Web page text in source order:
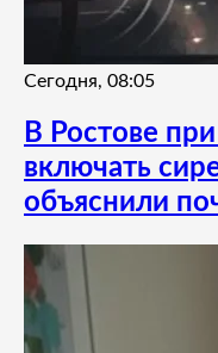
Сегодня, 08:05
В Ростове
включать
объяснили